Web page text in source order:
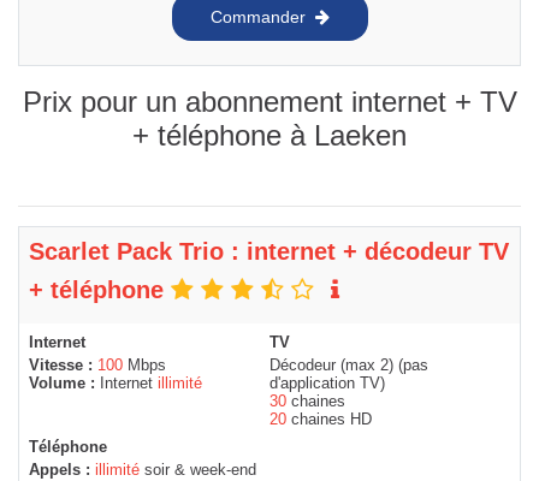
Commander
Prix pour un abonnement internet + TV
+ téléphone à Laeken
Scarlet Pack Trio : internet + décodeur TV
+ téléphone
Internet
Vitesse : 100 Mbps
Volume :
Internet illimité
TV
Décodeur (max 2) (pas
d'application TV)
30 chaines
20 chaines HD
Téléphone
Appels : illimité soir & week-end